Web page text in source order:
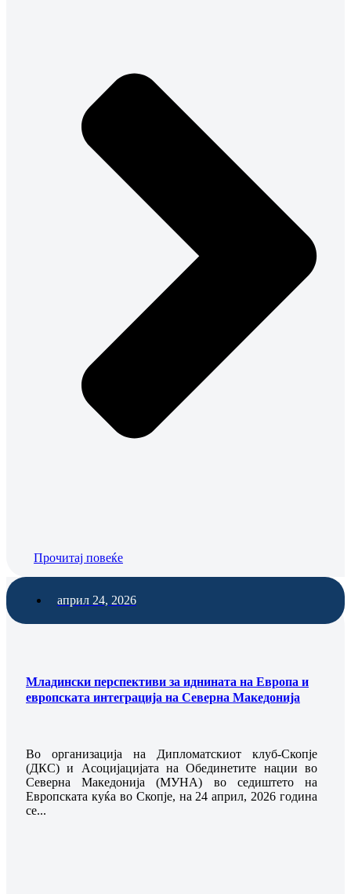
Прочитај повеќе
април 24, 2026
Младински перспективи за иднината на Европа и
европската интеграција на Северна Македонија
Во организација на Дипломатскиот клуб-Скопје
(ДКС) и Асоцијацијата на Обединетите нации во
Северна Македониja (МУНА) во седиштето на
Европската куќа во Скопје, на 24 април, 2026 година
се...